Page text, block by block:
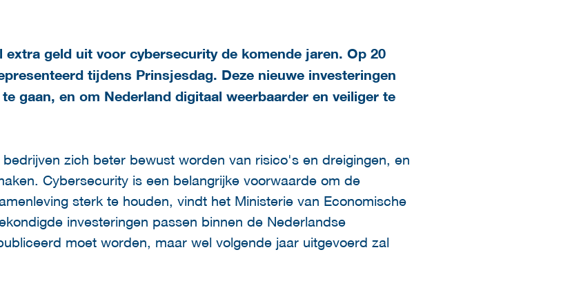
geld uit voor cybersecurity de komende jaren. Op 20
tijdens Prinsjesdag. Deze nieuwe investeringen
gaan, en om Nederland digitaal weerbaarder en veiliger te
zich beter bewust worden van risico's en dreigingen, en
Cybersecurity is een belangrijke voorwaarde om de
sterk te houden, vindt het Ministerie van Economische
investeringen passen binnen de Nederlandse
moet worden, maar wel volgende jaar uitgevoerd zal